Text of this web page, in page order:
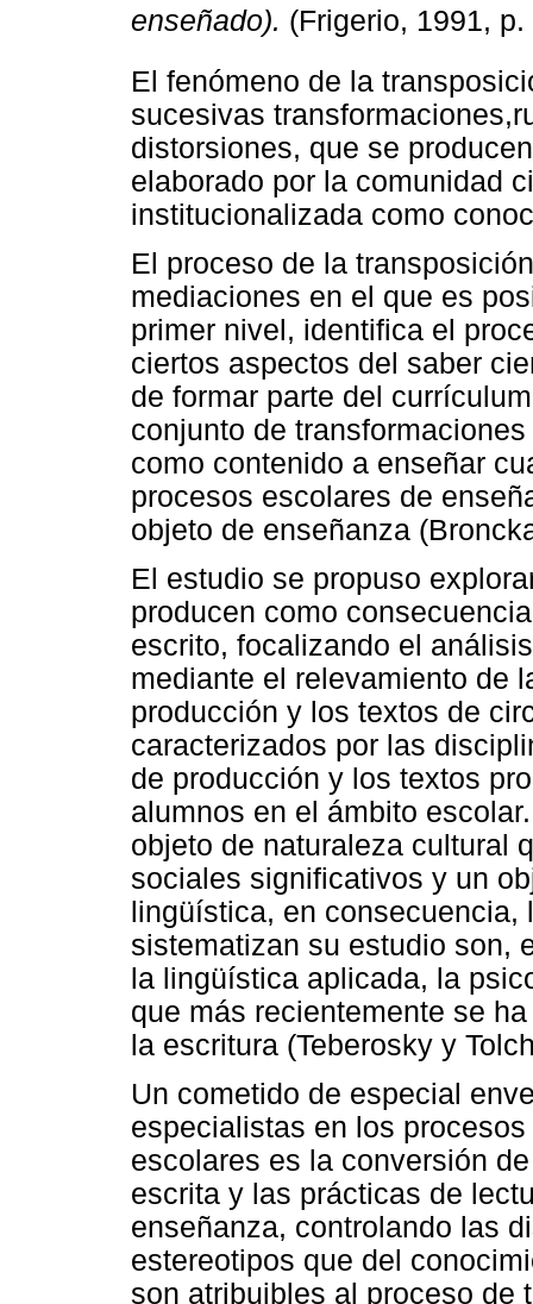
enseñado). (Frigerio, 1991, p.
El fenómeno de la
sucesivas
distorsiones, que se
elaborado por la comunidad
institucionalizada como
El proceso de la
mediaciones en el que es
primer nivel, identifica el
ciertos aspectos del saber
de formar parte del
conjunto de
como contenido a enseñar
procesos escolares de
objeto de enseñanza
El estudio se propuso
producen como
escrito, focalizando el
mediante el relevamiento de
producción y los textos de
caracterizados por las
de producción y los textos
alumnos en el ámbito
objeto de naturaleza cultural
sociales significativos y un
lingüística, en
sistematizan su estudio son,
la lingüística aplicada, la
que más recientemente se
la escritura (Teberosky y
Un cometido de especial
especialistas en los
escolares es la conversión
escrita y las prácticas de
enseñanza, controlando las
estereotipos que del
son atribuibles al proceso de